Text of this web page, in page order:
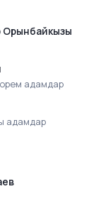
Орынбайкызы
адамдар
адамдар